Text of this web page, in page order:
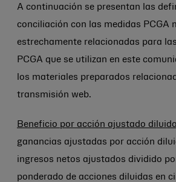
A continuación se presentan las
conciliación con las medidas PCGA
estrechamente relacionadas para
PCGA que se utilizan en este
los materiales preparados
transmisión web.
Beneficio por acción ajustado diluido
ganancias ajustadas por acción
ingresos netos ajustados dividido
ponderado de acciones diluidas en